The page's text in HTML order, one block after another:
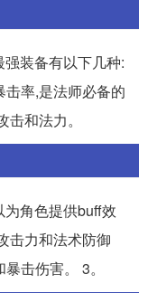
装备有以下几种:
率,是法师必备的
和法力。
角色提供buff效
击力和法术防御
击伤害。 3。